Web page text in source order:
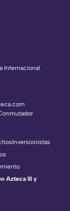
Internacional
Inversionistas
Azteca III y